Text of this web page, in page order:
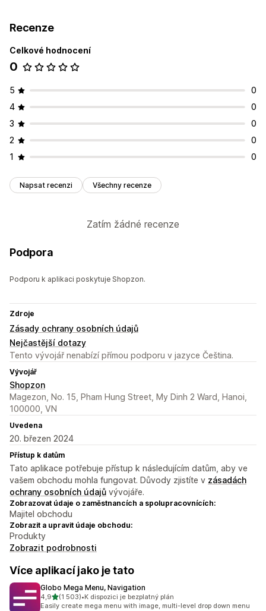
Recenze
Celkové hodnocení
0
5
0
4
0
3
0
2
0
1
0
Napsat recenzi Všechny recenze
Zatím žádné recenze
Podpora
Podporu k aplikaci poskytuje Shopzon.
Zdroje
Zásady ochrany osobních údajů
Nejčastější dotazy
Tento vývojář nenabízí přímou podporu v jazyce Čeština.
Vývojář
Shopzon
Magezon, No. 15, Pham Hung Street, My Dinh 2 Ward, Hanoi,
100000, VN
Uvedena
20. březen 2024
Přístup k datům
Tato aplikace potřebuje přístup k následujícím datům, aby ve
vašem obchodu mohla fungovat. Důvody zjistíte v zásadách
ochrany osobních údajů vývojáře.
Zobrazovat údaje o zaměstnancích a spolupracovnících:
Majitel obchodu
Zobrazit a upravit údaje obchodu:
Produkty
Zobrazit podrobnosti
Více aplikací jako je tato
Globo Mega Menu, Navigation
4,9z 5 hvězd
(1 503)
Celkový počet recenzí: 1503
•K dispozici je bezplatný plán
Easily create mega menu with image, multi-level drop down menu